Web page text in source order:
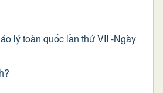
lý toàn quốc lần thứ VII -Ngày